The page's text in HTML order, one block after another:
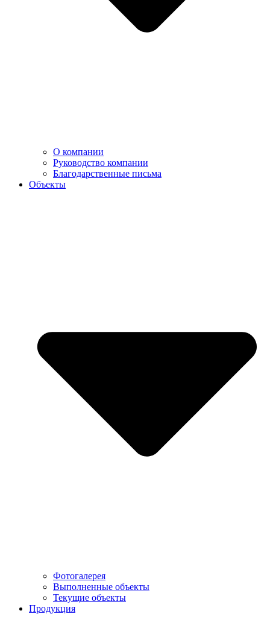
О компании
Руководство компании
Благодарственные письма
Объекты
Фотогалерея
Выполненные объекты
Текущие объекты
Продукция